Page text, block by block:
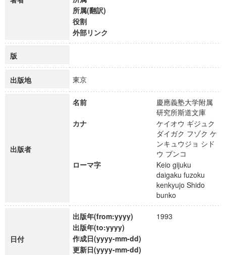
所属(翻訳)
役割
外部リンク
版
出版地 東京
出版者
名前
慶應義塾大学附属
研究所斯道文庫
カナ
ケイオウ ギジュク
ダイガク フゾク ケ
ンキュウジョ シド
ウ ブンコ
ローマ字
Keio gijuku
daigaku fuzoku
kenkyujo Shido
bunko
日付
出版年(from:yyyy)
1993
出版年(to:yyyy)
作成日(yyyy-mm-dd)
更新日(yyyy-mm-dd)